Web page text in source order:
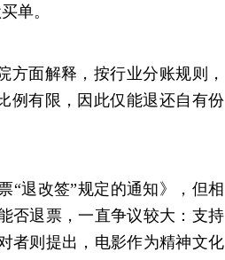
单。
方面解释，按行业分账规则，
例有限，因此仅能退还自有份
“退改签”规定的通知》，但相
否退票，一直争议较大：支持
者则提出，电影作为精神文化